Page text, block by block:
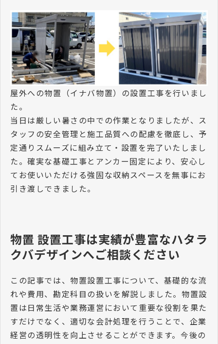
屋外への物置（イナバ物置）の設置工事を行いまし
た。
当日は厳しい暑さの中での作業となりましたが、ス
タッフの安全管理と施工品質への配慮を徹底し、予
定通りスムーズに組み立て・設置を完了いたしまし
た。確実な基礎工事とアンカー固定により、安心し
てお使いいただける強固な収納スペースを無事にお
引き渡しできました。
物置 設置工事は実績が豊富なハタラ
クバデザインへご相談ください
この記事では、物置設置工事について、基礎的な流
れや費用、勘定科目の扱いを解説しました。物置設
置は日常生活や業務運営において重要な役割を果た
すだけでなく、適切な会計処理を行うことで、企業
経営の透明性を向上させることができます。今後の